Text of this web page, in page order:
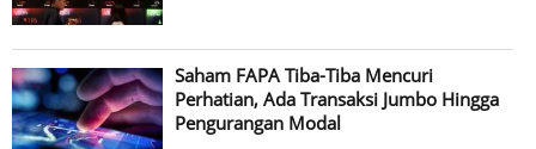
Saham FAPA Tiba-Tiba Mencuri
Perhatian, Ada Transaksi Jumbo Hingga
Pengurangan Modal